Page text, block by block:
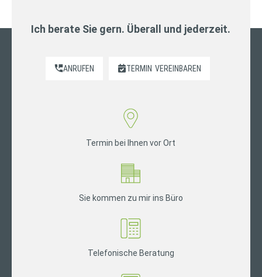
Ich berate Sie gern. Überall und jederzeit.
ANRUFEN TERMIN VEREINBAREN
Termin bei Ihnen vor Ort
Sie kommen zu mir ins Büro
Telefonische Beratung